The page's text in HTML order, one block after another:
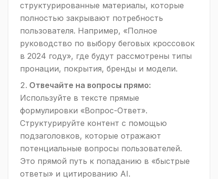
структурированные материалы, которые
полностью закрывают потребность
пользователя. Например, «Полное
руководство по выбору беговых кроссовок
в 2024 году», где будут рассмотрены типы
пронации, покрытия, бренды и модели.
Отвечайте на вопросы прямо:
Используйте в тексте прямые
формулировки «Вопрос-Ответ».
Структурируйте контент с помощью
подзаголовков, которые отражают
потенциальные вопросы пользователей.
Это прямой путь к попаданию в «быстрые
ответы» и цитированию AI.